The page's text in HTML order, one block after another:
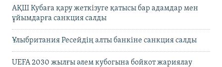
АҚШ Кубаға қару жеткізуге қатысы бар адамдар мен
ұйымдарға санкция салды
Ұлыбритания Ресейдің алты банкіне санкция салды
UEFA 2030 жылғы әлем кубогына бойкот жариялау